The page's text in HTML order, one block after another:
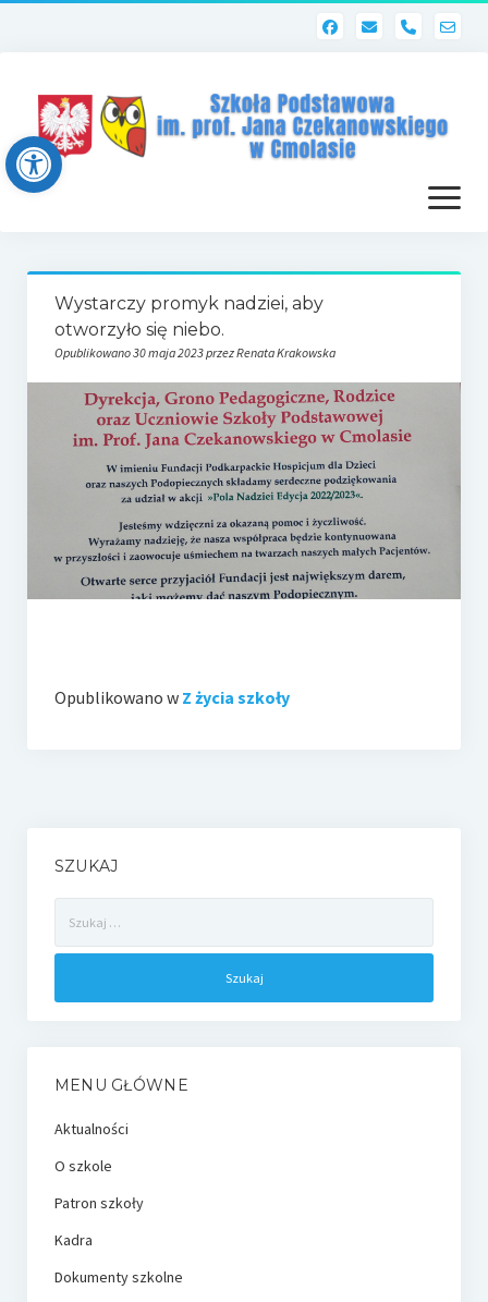
Open toolbar
phone
otwórz
menu
Dziennik elektroniczny (Librus)
Dla nauczycieli
Poczta szkolna
Dziennik elektroniczny
Logowanie
Wystarczy promyk nadziei, aby
otworzyło się niebo.
Opublikowano 30 maja 2023 przez Renata Krakowska
Opublikowano w Z życia szkoły
SZUKAJ
MENU GŁÓWNE
Aktualności
O szkole
Patron szkoły
Kadra
Dokumenty szkolne